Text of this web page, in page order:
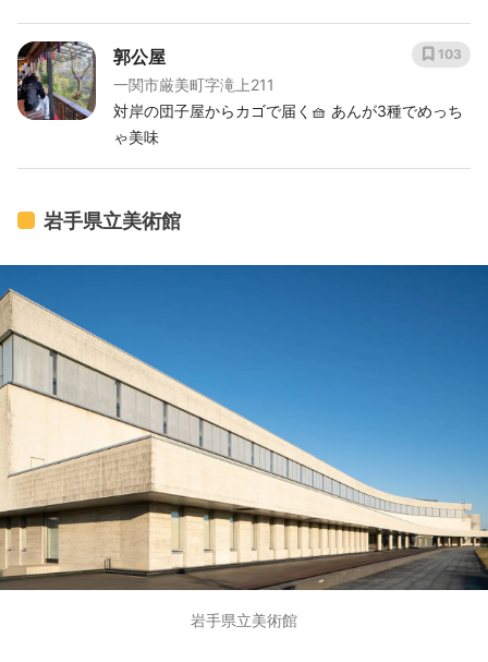
郭公屋
一関市厳美町字滝上211
対岸の団子屋からカゴで届く🧺 あんが3種でめっち
ゃ美味
103
岩手県立美術館
岩手県立美術館